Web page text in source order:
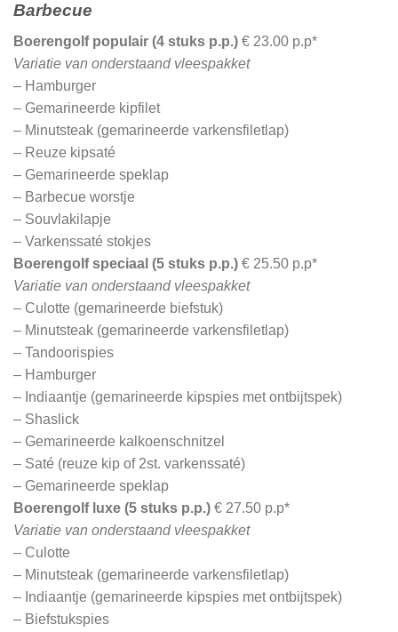
Barbecue
Boerengolf populair (4 stuks p.p.) € 23.00 p.p*
Variatie van onderstaand vleespakket
– Hamburger
– Gemarineerde kipfilet
– Minutsteak (gemarineerde varkensfiletlap)
– Reuze kipsaté
– Gemarineerde speklap
– Barbecue worstje
– Souvlakilapje
– Varkenssaté stokjes
Boerengolf speciaal (5 stuks p.p.) € 25.50 p.p*
Variatie van onderstaand vleespakket
– Culotte (gemarineerde biefstuk)
– Minutsteak (gemarineerde varkensfiletlap)
– Tandoorispies
– Hamburger
– Indiaantje (gemarineerde kipspies met ontbijtspek)
– Shaslick
– Gemarineerde kalkoenschnitzel
– Saté (reuze kip of 2st. varkenssaté)
– Gemarineerde speklap
Boerengolf luxe (5 stuks p.p.) € 27.50 p.p*
Variatie van onderstaand vleespakket
– Culotte
– Minutsteak (gemarineerde varkensfiletlap)
– Indiaantje (gemarineerde kipspies met ontbijtspek)
– Biefstukspies